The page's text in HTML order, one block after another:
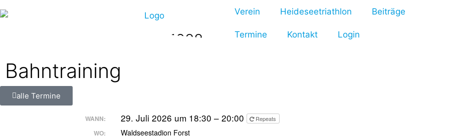
TV Forst - Triathlon seit 1988
Verein Heideseetriathlon Beiträge
Termine Kontakt Login
Bahntraining
alle Termine
WANN: 29. Juli 2026 um 18:30 – 20:00 Repeats
WO:
Waldseestadion Forst